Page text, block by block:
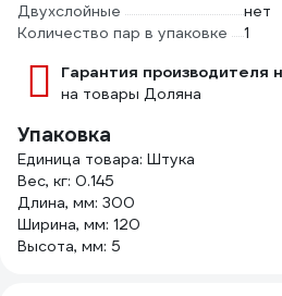
Двухслойные
нет
Количество пар в упаковке
1
Гарантия производителя
на товары Доляна
Упаковка
Единица товара: Штука
Вес, кг: 0.145
Длина, мм: 300
Ширина, мм: 120
Высота, мм: 5